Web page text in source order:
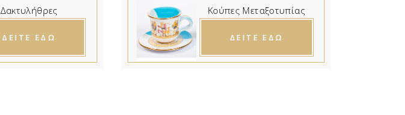
Δακτυλήθρες
ΔΕΙΤΕ ΕΔΩ
Κούπες Μεταξοτυπίας
ΔΕΙΤΕ ΕΔΩ